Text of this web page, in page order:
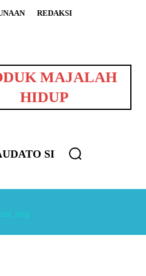
REDAKSI
MAJALAH
HIDUP
SI